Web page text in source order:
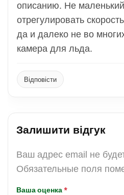
описанию. Не
отрегулировать
да и далеко не во
камера для льда.
Відповісти
Залишити відгук
Ваш адрес email не
Обязательные поля
Ваша оценка*